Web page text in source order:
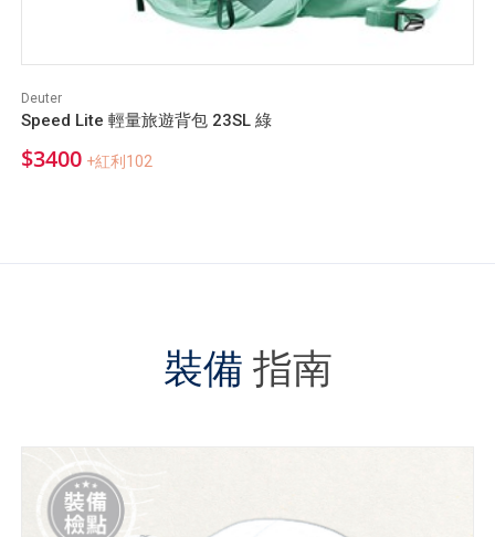
Deuter
Speed Lite 輕量旅遊背包 23SL 綠
$3400 +紅利102
裝備 指南